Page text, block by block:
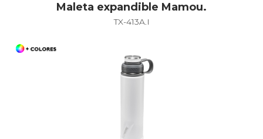
Maleta expandible Mamou.
TX-413A.I